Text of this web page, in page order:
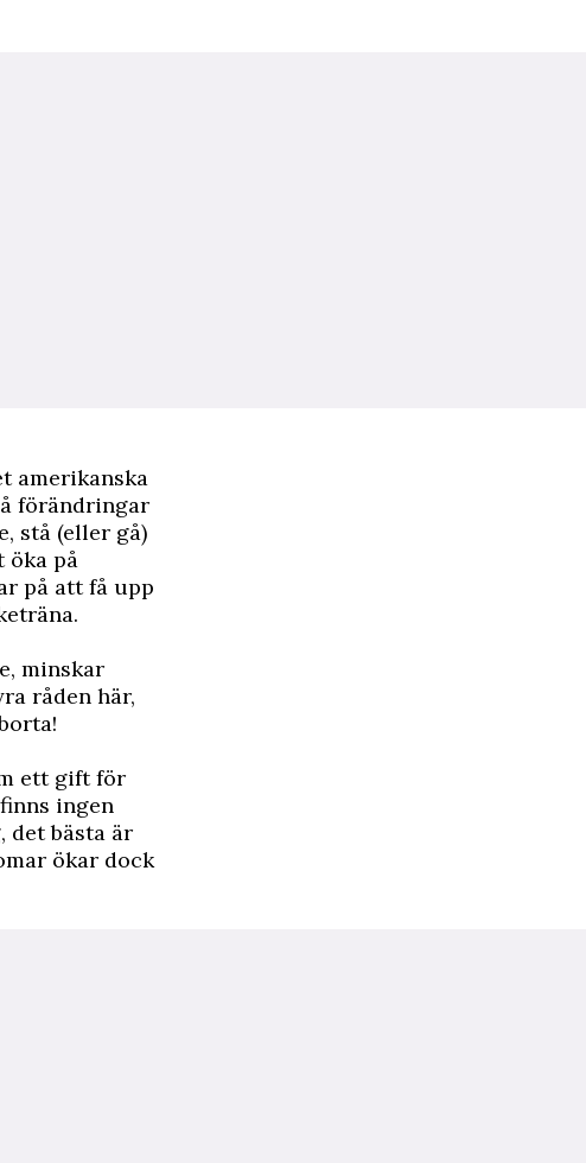
amerikanska
förändringar
stå (eller gå)
öka på
på att få upp
minskar
råden här,
ett gift för
ingen
det bästa är
ökar dock